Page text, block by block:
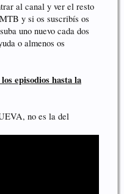
al canal y ver el resto
y si os suscribís os
uno nuevo cada dos
o almenos os
episodios hasta la
no es la del